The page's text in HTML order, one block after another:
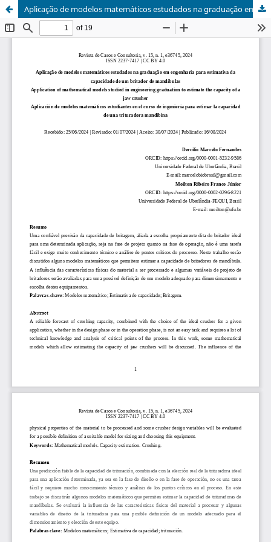
Aplicação de modelos matemáticos estudados na graduação em engenharia para estimativa da capacidade de um britador de mandíbulas